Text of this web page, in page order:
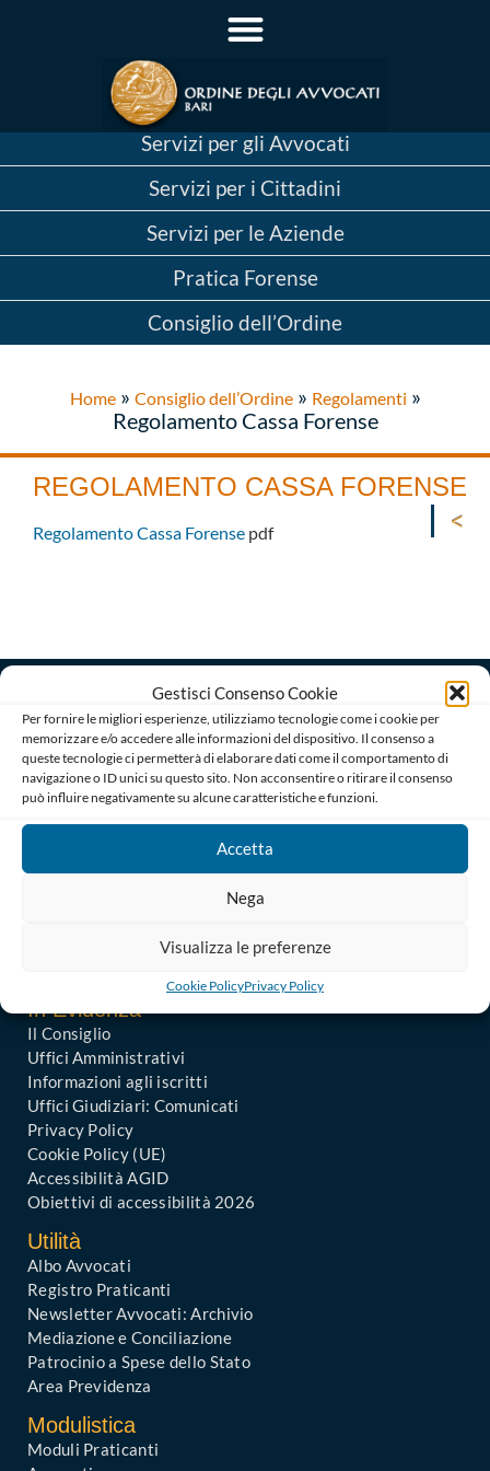
Gestisci Consenso Cookie
Per fornire le migliori esperienze, utilizziamo tecnologie come i cookie per
memorizzare e/o accedere alle informazioni del dispositivo. Il consenso a
queste tecnologie ci permetterà di elaborare dati come il comportamento di
navigazione o ID unici su questo sito. Non acconsentire o ritirare il consenso
può influire negativamente su alcune caratteristiche e funzioni.
Accetta
Nega
Visualizza le preferenze
Cookie PolicyPrivacy Policy
Servizi per gli Avvocati
Servizi per i Cittadini
Servizi per le Aziende
Pratica Forense
Consiglio dell’Ordine
Home» Consiglio dell’Ordine» Regolamenti »
Regolamento Cassa Forense
REGOLAMENTO CASSA FORENSE
Regolamento Cassa Forense pdf
Ordine degli Avvocati di Bari
Palazzo di Giustizia, Piazza De Nicola 70123 BARI
Telefono : 080 574 91 54 / 080 527 73 24
Codice Fiscale: 80019470725
Codice univoco di Fatturazione: UFGAKA
ordine@avvocatibari.legalmail.it
In Evidenza
Il Consiglio
Uffici Amministrativi
Informazioni agli iscritti
Uffici Giudiziari: Comunicati
Privacy Policy
Cookie Policy (UE)
Accessibilità AGID
Obiettivi di accessibilità 2026
Utilità
Albo Avvocati
Registro Praticanti
Newsletter Avvocati: Archivio
Mediazione e Conciliazione
Patrocinio a Spese dello Stato
Area Previdenza
Modulistica
Moduli Praticanti